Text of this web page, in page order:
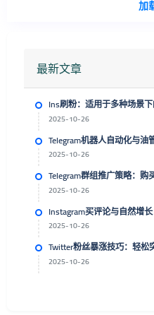
加
最新文章
Ins刷粉：适用于多种场景
2025-10-26
Telegram机器人自动化与
2025-10-26
Telegram群组推广策略：
2025-10-26
Instagram买评论与自然增
2025-10-26
Twitter粉丝暴涨技巧：轻松
2025-10-26